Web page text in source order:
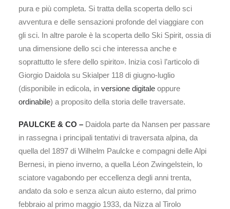
pura e più completa. Si tratta della scoperta dello sci
avventura e delle sensazioni profonde del viaggiare con
gli sci. In altre parole è la scoperta dello Ski Spirit, ossia di
una dimensione dello sci che interessa anche e
soprattutto le sfere dello spirito». Inizia così l’articolo di
Giorgio Daidola su Skialper 118 di giugno-luglio
(disponibile in edicola, in versione digitale oppure
ordinabile) a proposito della storia delle traversate.
PAULCKE & CO – Daidola parte da Nansen per passare
in rassegna i principali tentativi di traversata alpina, da
quella del 1897 di Wilhelm Paulcke e compagni delle Alpi
Bernesi, in pieno inverno, a quella Léon Zwingelstein, lo
sciatore vagabondo per eccellenza degli anni trenta,
andato da solo e senza alcun aiuto esterno, dal primo
febbraio al primo maggio 1933, da Nizza al Tirolo